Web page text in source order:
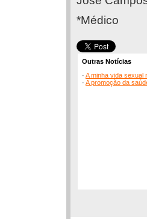
*Médico
Outras Notícias
· A minha vida sexual
· A promoção da